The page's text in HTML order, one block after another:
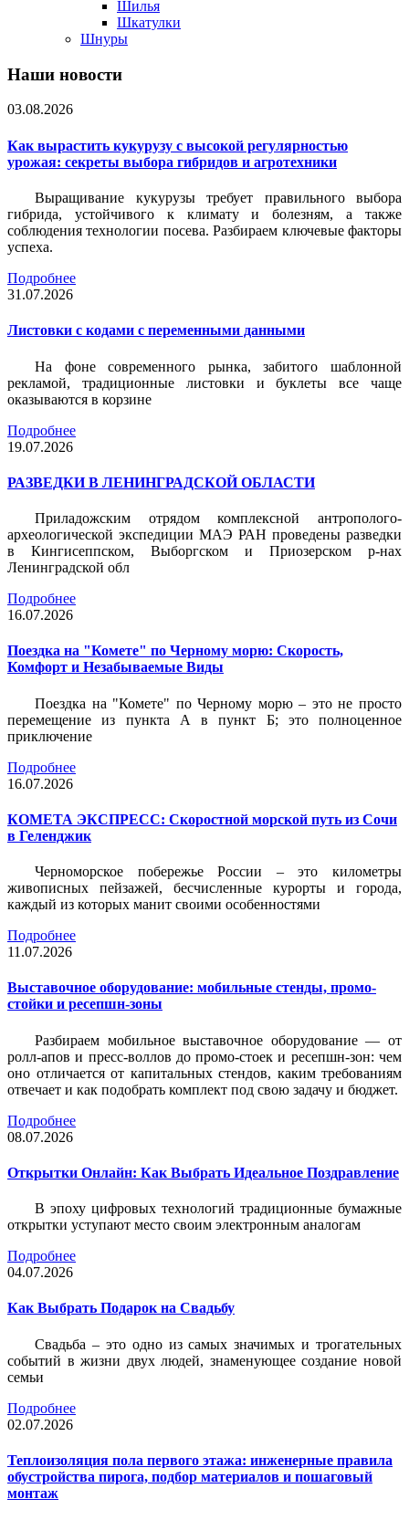
Шилья
Шкатулки
Шнуры
Наши новости
03.08.2026
Как вырастить кукурузу с высокой регулярностью
урожая: секреты выбора гибридов и агротехники
Выращивание кукурузы требует правильного выбора
гибрида, устойчивого к климату и болезням, а также
соблюдения технологии посева. Разбираем ключевые факторы
успеха.
Подробнее
31.07.2026
Листовки c кодами с переменными данными
На фоне современного рынка, забитого шаблонной
рекламой, традиционные листовки и буклеты все чаще
оказываются в корзине
Подробнее
19.07.2026
РАЗВЕДКИ В ЛЕНИНГРАДСКОЙ ОБЛАСТИ
Приладожским отрядом комплексной антрополого-
археологической экспедиции МАЭ РАН проведены разведки
в Кингисеппском, Выборгском и Приозерском р-нах
Ленинградской обл
Подробнее
16.07.2026
Поездка на "Комете" по Черному морю: Скорость,
Комфорт и Незабываемые Виды
Поездка на "Комете" по Черному морю – это не просто
перемещение из пункта А в пункт Б; это полноценное
приключение
Подробнее
16.07.2026
КОМЕТА ЭКСПРЕСС: Скоростной морской путь из Сочи
в Геленджик
Черноморское побережье России – это километры
живописных пейзажей, бесчисленные курорты и города,
каждый из которых манит своими особенностями
Подробнее
11.07.2026
Выставочное оборудование: мобильные стенды, промо-
стойки и ресепшн-зоны
Разбираем мобильное выставочное оборудование — от
ролл-апов и пресс-воллов до промо-стоек и ресепшн-зон: чем
оно отличается от капитальных стендов, каким требованиям
отвечает и как подобрать комплект под свою задачу и бюджет.
Подробнее
08.07.2026
Открытки Онлайн: Как Выбрать Идеальное Поздравление
В эпоху цифровых технологий традиционные бумажные
открытки уступают место своим электронным аналогам
Подробнее
04.07.2026
Как Выбрать Подарок на Свадьбу
Свадьба – это одно из самых значимых и трогательных
событий в жизни двух людей, знаменующее создание новой
семьи
Подробнее
02.07.2026
Теплоизоляция пола первого этажа: инженерные правила
обустройства пирога, подбор материалов и пошаговый
монтаж